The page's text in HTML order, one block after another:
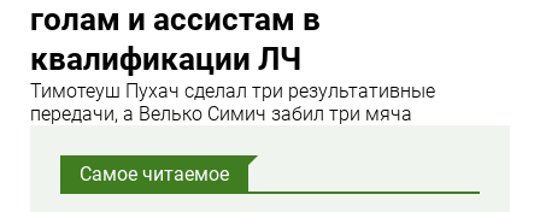
голам и ассистам в
квалификации ЛЧ
Тимотеуш Пухач сделал три результативные
передачи, а Велько Симич забил три мяча
Самое читаемое